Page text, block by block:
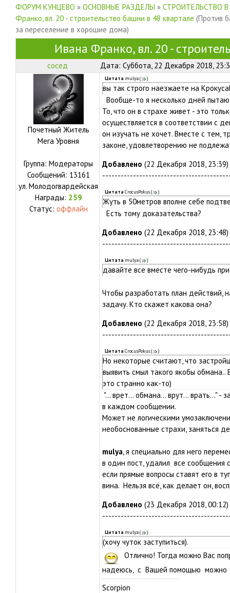
ФОРУМ КУНЦЕВО » ОСНОВНЫЕ РАЗДЕЛЫ » СТРОИТЕЛЬСТВО
Франко, вл. 20 - строительство башни в 48 квартале (Против
за переселение в хорошие дома)
Ивана Франко, вл. 20 -
сосед Дата: Суббота, 22 Декабря 2018,
Почетный Житель
Мега Уровня
Группа: Модераторы
Сообщений: 13161
ул. Молодогвардейская
Награды: 259
Статус: оффлайн
Цитата mulya( )
вы так строго наезжаете на
Вообще-то я несколько дней
То, что он в страхе живет - это
осуществляется в соответствии с
он изучать не хочет. Вместе с тем,
законе, удовлетворению не
Добавлено (22 Декабря 2018, 23:39)
Цитата CrocusPokus( )
Жуть в 50метров вполне себе
Есть тому доказательства?
Добавлено (22 Декабря 2018, 23:48)
Цитата mulya( )
давайте все вместе чего-нибудь
Чтобы разработать план действий,
задачу. Кто скажет какова она?
Добавлено (22 Декабря 2018, 23:58)
Цитата CrocusPokus( )
Но некоторые считают, что
выявить смыл такого якобы
это странно как-то)
"... врет... обмана... врут... врать..." -
в каждом сообщении.
Может не логическими
необоснованные страхи, заняться
mulya, я специально для него
в один пост, удалил все
если прямые вопросы ставят его в
вина. Нельзя всё, как делает он,
Добавлено (23 Декабря 2018, 00:12)
Цитата mulya( )
(хочу чуток заступиться).
Отлично! Тогда можно Вас
надеюсь, с Вашей помощью можно
Scorpion